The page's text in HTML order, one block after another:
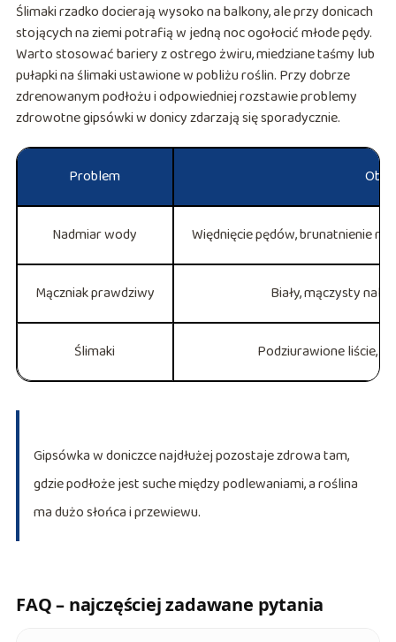
Ślimaki rzadko docierają wysoko na balkony, ale przy donicach
stojących na ziemi potrafią w jedną noc ogołocić młode pędy.
Warto stosować bariery z ostrego żwiru, miedziane taśmy lub
pułapki na ślimaki ustawione w pobliżu roślin. Przy dobrze
zdrenowanym podłożu i odpowiedniej rozstawie problemy
zdrowotne gipsówki w donicy zdarzają się sporadycznie.
Problem
Nadmiar wody Więdnięcie pędów, brunatnienie
Mączniak prawdziwy Biały, mączysty
Ślimaki Podziurawione liście,
Gipsówka w doniczce najdłużej pozostaje zdrowa tam,
gdzie podłoże jest suche między podlewaniami, a roślina
ma dużo słońca i przewiewu.
FAQ – najczęściej zadawane pytania